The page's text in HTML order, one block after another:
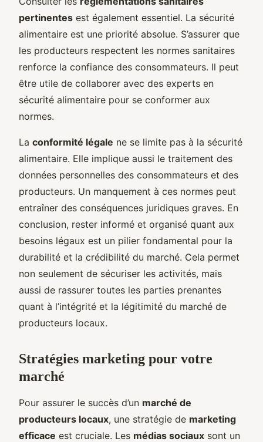
pertinentes est également essentiel. La sécurité
alimentaire est une priorité absolue. S’assurer que
les producteurs respectent les normes sanitaires
renforce la confiance des consommateurs. Il peut
être utile de collaborer avec des experts en
sécurité alimentaire pour se conformer aux
normes.
La conformité légale ne se limite pas à la sécurité
alimentaire. Elle implique aussi le traitement des
données personnelles des consommateurs et des
producteurs. Un manquement à ces normes peut
entraîner des conséquences juridiques graves. En
conclusion, rester informé et organisé quant aux
besoins légaux est un pilier fondamental pour la
durabilité et la crédibilité du marché. Cela permet
non seulement de sécuriser les activités, mais
aussi de rassurer toutes les parties prenantes
quant à l’intégrité et la légitimité du marché de
producteurs locaux.
Stratégies marketing pour votre
marché
Pour assurer le succès d’un marché de
producteurs locaux, une stratégie de marketing
efficace est cruciale. Les médias sociaux sont un